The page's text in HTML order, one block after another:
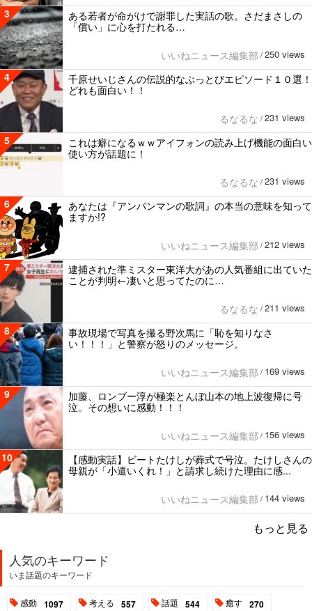
3
ある若者が命がけで謝罪した実話の歌。さだまさしの
「償い」に心を打たれる…
いいねニュース編集部 / 250 views
4
千原せいじさんの伝説的なぶっとびエピソード１０選！
どれも面白い！！
るなるな / 231 views
5
これは癖になるｗｗアイフォンの読み上げ機能の面白い
使い方が話題に！
るなるな / 231 views
6
あなたは『アンパンマンの歌詞』の本当の意味を知って
ますか!?
いいねニュース編集部 / 212 views
7
逮捕された準ミスター東洋大があの人気番組に出ていた
ことが判明←凄いと思ってたのに…
るなるな / 211 views
8
事故現場で写真を撮る野次馬に「恥を知りなさ
い！！！」と警察が怒りのメッセージ。
いいねニュース編集部 / 169 views
9
加藤、ロンブー淳が極楽とんぼ山本の地上波復帰に号
泣。その想いに感動！！！
いいねニュース編集部 / 156 views
10
【感動実話】ビートたけしが葬式で号泣。たけしさんの
母親が「小遣いくれ！」と請求し続けた理由に感...
いいねニュース編集部 / 144 views
もっと見る
人気のキーワード
いま話題のキーワード
感動 1097 考える 557 話題 544 癒す 270